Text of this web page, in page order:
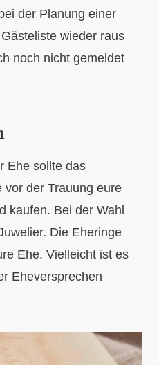
der Planung einer
wieder raus
noch nicht gemeldet
Ehe sollte das
vor der Trauung eure
kaufen. Bei der Wahl
Die Eheringe
Ehe. Vielleicht ist es
Eheversprechen